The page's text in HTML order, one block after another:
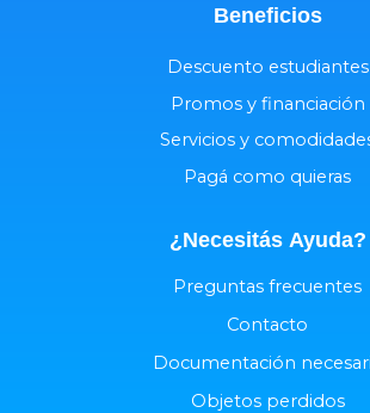
Beneficios
Descuento estudiantes
Promos y financiación
Servicios y
Pagá como quieras
¿Necesitás Ayuda?
Preguntas frecuentes
Contacto
Documentación
Objetos perdidos